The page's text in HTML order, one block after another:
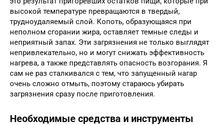
высокой температуре превращаются в твердый,
трудноудаляемый слой. Копоть, образующаяся при
неполном сгорании жира, оставляет темные следы и
неприятный запах. Эти загрязнения не только выглядят
непривлекательно, но и могут снижать эффективность
нагрева, а также представлять опасность возгорания. Я
сам не раз сталкивался с тем, что запущенный нагар
очень сложно отмыть, поэтому стараюсь убирать
загрязнения сразу после приготовления.
Необходимые средства и инструменты